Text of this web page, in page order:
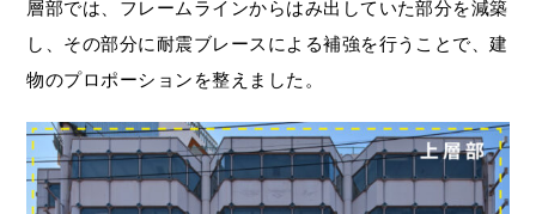
層部では、フレームラインからはみ出していた部分を減築
し、その部分に耐震ブレースによる補強を行うことで、建
物のプロポーションを整えました。